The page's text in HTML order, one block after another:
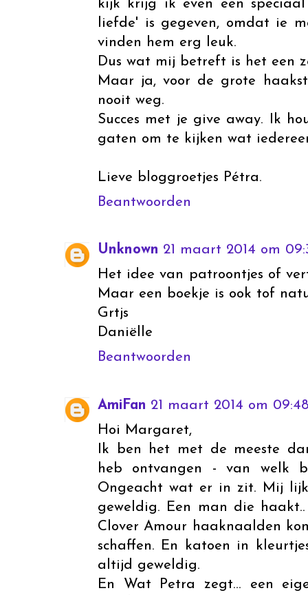
kijk krijg ik even een
liefde' is gegeven, omdat ie
vinden hem erg leuk.
Dus wat mij betreft is het een
Maar ja, voor de grote
nooit weg.
Succes met je give away. Ik
gaten om te kijken wat
Lieve bloggroetjes Pétra.
Beantwoorden
Unknown 21 maart 2014 om
Het idee van patroontjes of
Maar een boekje is ook tof
Grtjs
Daniëlle
Beantwoorden
AmiFan 21 maart 2014 om
Hoi Margaret,
Ik ben het met de meeste
heb ontvangen - van welk
Ongeacht wat er in zit. Mij
geweldig. Een man die
Clover Amour haaknaalden
schaffen. En katoen in
altijd geweldig.
En Wat Petra zegt... een